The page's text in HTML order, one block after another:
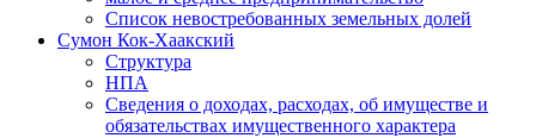
Список невостребованных земельных долей
Сумон Кок-Хаакский
Структура
НПА
Сведения о доходах, расходах, об имуществе и
обязательствах имущественного характера